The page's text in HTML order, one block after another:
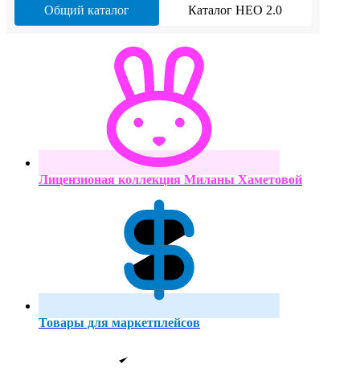
Общий каталог Каталог НЕО 2.0
Лицензионая коллекция Миланы Хаметовой
Товары для маркетплейсов